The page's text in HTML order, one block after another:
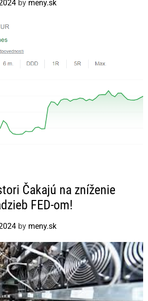
by meny.sk
Čakajú na zníženie
FED-om!
by meny.sk